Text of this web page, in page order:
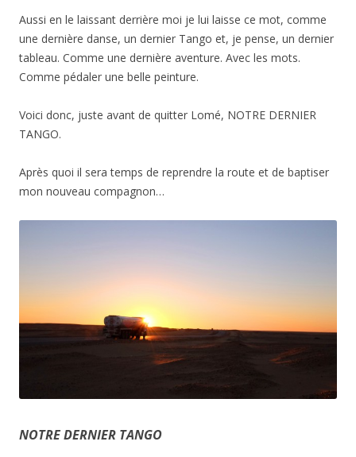
Aussi en le laissant derrière moi je lui laisse ce mot, comme
une dernière danse, un dernier Tango et, je pense, un dernier
tableau. Comme une dernière aventure. Avec les mots.
Comme pédaler une belle peinture.
Voici donc, juste avant de quitter Lomé, NOTRE DERNIER
TANGO.
Après quoi il sera temps de reprendre la route et de baptiser
mon nouveau compagnon…
NOTRE DERNIER TANGO